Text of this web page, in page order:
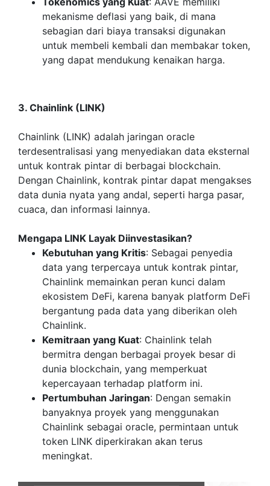
mekanisme deflasi yang baik, di mana
sebagian dari biaya transaksi digunakan
untuk membeli kembali dan membakar token,
yang dapat mendukung kenaikan harga.
3. Chainlink (LINK)
Chainlink (LINK) adalah jaringan oracle
terdesentralisasi yang menyediakan data eksternal
untuk kontrak pintar di berbagai blockchain.
Dengan Chainlink, kontrak pintar dapat mengakses
data dunia nyata yang andal, seperti harga pasar,
cuaca, dan informasi lainnya.
Mengapa LINK Layak Diinvestasikan?
Kebutuhan yang Kritis: Sebagai penyedia
data yang terpercaya untuk kontrak pintar,
Chainlink memainkan peran kunci dalam
ekosistem DeFi, karena banyak platform DeFi
bergantung pada data yang diberikan oleh
Chainlink.
Kemitraan yang Kuat: Chainlink telah
bermitra dengan berbagai proyek besar di
dunia blockchain, yang memperkuat
kepercayaan terhadap platform ini.
Pertumbuhan Jaringan: Dengan semakin
banyaknya proyek yang menggunakan
Chainlink sebagai oracle, permintaan untuk
token LINK diperkirakan akan terus
meningkat.